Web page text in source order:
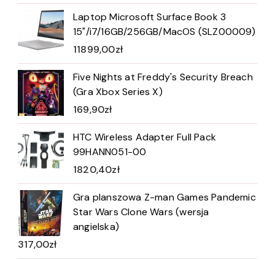
Laptop Microsoft Surface Book 3
15"/i7/16GB/256GB/MacOS (SLZ00009)
11899,00zł
Five Nights at Freddy's Security Breach
(Gra Xbox Series X)
169,90zł
HTC Wireless Adapter Full Pack
99HANN051-00
1820,40zł
Gra planszowa Z-man Games Pandemic
Star Wars Clone Wars (wersja
angielska)
317,00zł